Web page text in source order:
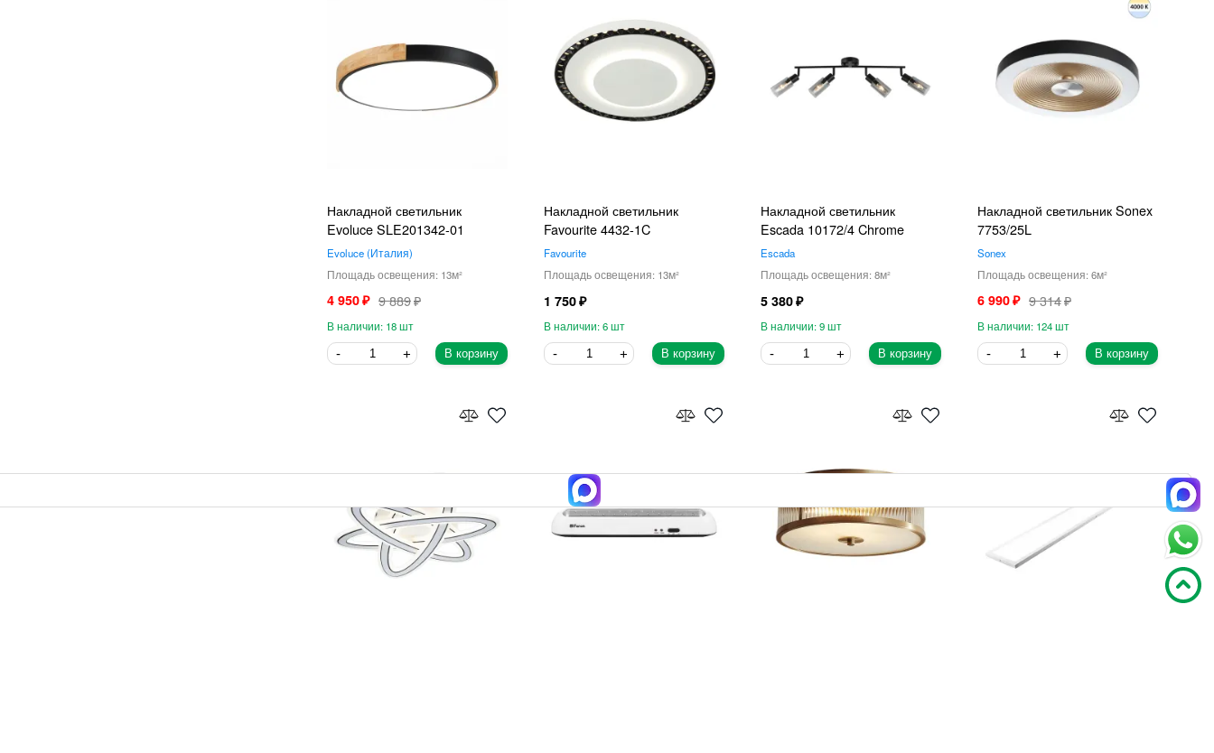
Накладной светильник
Evoluce SLE201342-01
Evoluce Италия
13
4 950 9 889
18
В корзину
Накладной светильник
Favourite 4432-1C
Favourite
13
1 750
6
В корзину
Накладной светильник
Escada 10172/4 Chrome
Escada
8
5 380
9
В корзину
Накладной светильник Sonex
7753/25L
Sonex
6
6 990 9 314
124
В корзину